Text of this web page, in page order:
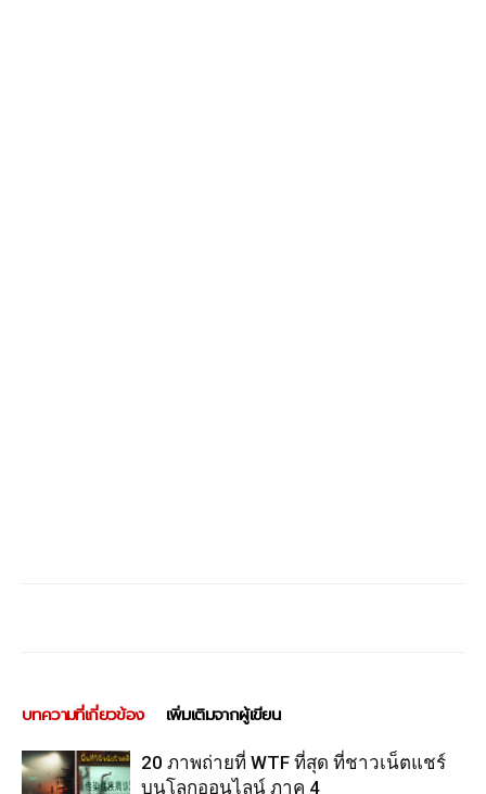
บทความที่เกี่ยวข้อง เพิ่มเติมจากผู้เขียน
20 ภาพถ่ายที่ WTF ที่สุด ที่ชาวเน็ตแชร์
บนโลกออนไลน์ ภาค 4